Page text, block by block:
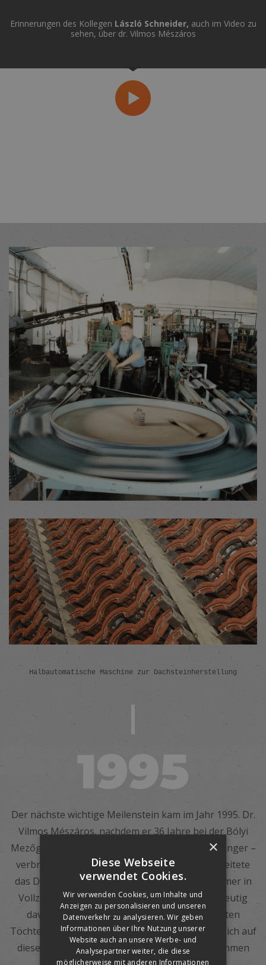
Erinnerungen des Kollegen László Schneider, auch im Video zu
sehen, über dr. Vilmos Mészáros
Halbautomatische Maschine zur Dachsteinherstellung
1995
Der nächste wichtige Meilenstein kam im Jahr 1995. Dr.
Vilmos Mészáros, nachdem er 36 Jahre bei der Bólyi
Mezőgazdasági Rt. – bzw. bei ihrem Rechtsvorgänger –
verbrachte, verließ die Aktiengesellschaft und leitete
das Dachsteinwerk als selbständiger Unternehmer in
Vollzeit weiter. Seine Entscheidung wurde eindeutig
davon beeinflusst, dass seine frisch graduierten
Töchter und Schwiegersöhne sich entschieden, sich auf
diesem Gebiet weiterzubilden und am Unternehmen
×
Diese Webseite
verwendet Cookies.
Wir verwenden Cookies, um Inhalte und
Anzeigen zu personalisieren und unseren
Datenverkehr zu analysieren. Wir geben
Informationen über Ihre Nutzung unserer
Website auch an unsere Werbe- und
Analysepartner weiter, die diese
möglicherweise mit anderen Informationen